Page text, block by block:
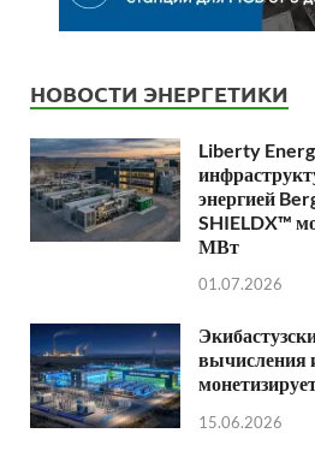
НОВОСТИ ЭНЕРГЕТИКИ
Liberty
энергией
SHIELDX™
МВт
01.07.2026
вычисления
15.06.2026